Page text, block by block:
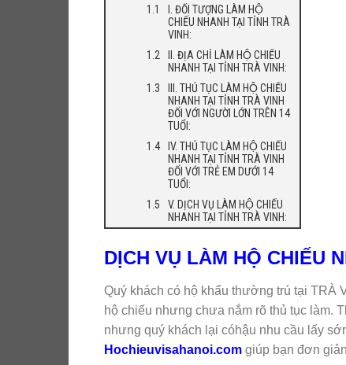
I. ĐỐI TƯỢNG LÀM HỘ
CHIẾU NHANH TẠI TỈNH TRÀ
VINH:
II. ĐỊA CHỈ LÀM HỘ CHIẾU
NHANH TẠI TỈNH TRÀ VINH:
III. THỦ TỤC LÀM HỘ CHIẾU
NHANH TẠI TỈNH TRÀ VINH
ĐỐI VỚI NGƯỜI LỚN TRÊN 14
TUỔI:
IV. THỦ TỤC LÀM HỘ CHIẾU
NHANH TẠI TỈNH TRÀ VINH
ĐỐI VỚI TRẺ EM DƯỚI 14
TUỔI:
V. DỊCH VỤ LÀM HỘ CHIẾU
NHANH TẠI TỈNH TRÀ VINH:
DỊCH VỤ LÀM HỘ CHIẾU
Quý khách có hộ khẩu thường trú tại TRÀ
hộ chiếu nhưng chưa nắm rõ thủ tục làm.
nhưng quý khách lại cóhậu nhu cầu lấy
Hochieuvisahanoi.com giúp bạn đơn